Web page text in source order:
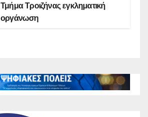
Τμήμα Τροιζήνας εγκληματική
οργάνωση